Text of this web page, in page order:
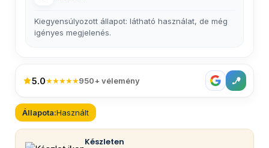
Kiegyensúlyozott állapot: látható használat, de még
igényes megjelenés.
5.0★★★★★950+ vélemény
Állapota:Használt
Készleten